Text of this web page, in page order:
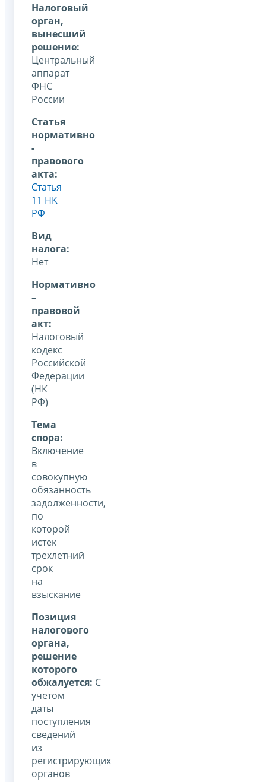
Налоговый
орган,
вынесший
решение:
Центральный
аппарат
ФНС
России
Статья
нормативно
-
правового
акта:
Статья
11 НК
РФ
Вид
налога:
Нет
Нормативно
–
правовой
акт:
Налоговый
кодекс
Российской
Федерации
(НК
РФ)
Тема
спора:
Включение
в
совокупную
обязанность
задолженности,
по
которой
истек
трехлетний
срок
на
взыскание
Позиция
налогового
органа,
решение
которого
обжалуется: С
учетом
даты
поступления
сведений
из
регистрирующих
органов